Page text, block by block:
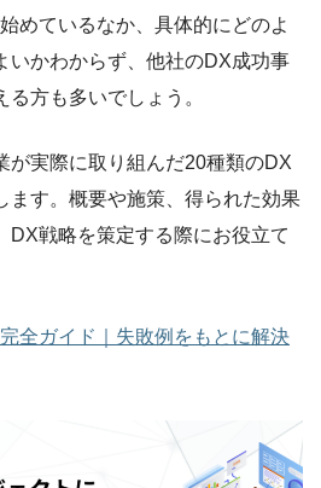
めているなか、具体的にどのよ
いかわからず、他社のDX成功事
方も多いでしょう。
が実際に取り組んだ20種類のDX
ます。概要や施策、得られた効果
DX戦略を策定する際にお役立て
全ガイド｜失敗例をもとに解決